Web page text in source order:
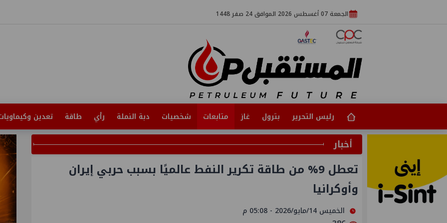
الجمعة 07 أغسطس 2026 الموافق 24 صفر 1448
رئيس التحرير بترول غاز متابعات شخصيات دبة النملة رأي طاقة تعدين
أخبار
تعطل ‎%‎9 من طاقة تكرير النفط عالميًا بسبب حربي إيران
وأوكرانيا
الخميس 14/مايو/2026 - 05:08 م